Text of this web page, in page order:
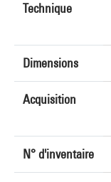
Technique
Dimensions
Acquisition
N° d'inventaire